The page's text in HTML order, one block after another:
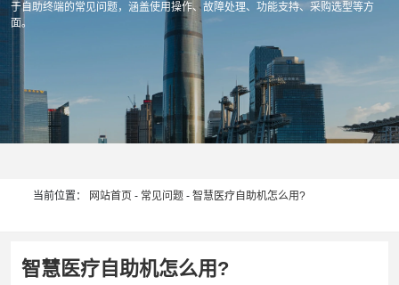
于自助终端的常见问题，涵盖使用操作、故障处理、功能支持、采购选型等方
面。
当前位置： 网站首页 - 常见问题 - 智慧医疗自助机怎么用?
智慧医疗自助机怎么用?